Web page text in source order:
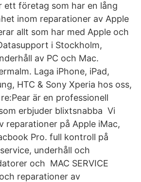
ett företag som har en lång
inom reparationer av Apple
allt som har med Apple och
i Stockholm,
av PC och Mac.
Laga iPhone, iPad,
HTC & Sony Xperia hos oss,
är en professionell
erbjuder blixtsnabba Vi
reparationer på Apple iMac,
Pro. full kontroll på
underhåll och
och MAC SERVICE
reparationer av